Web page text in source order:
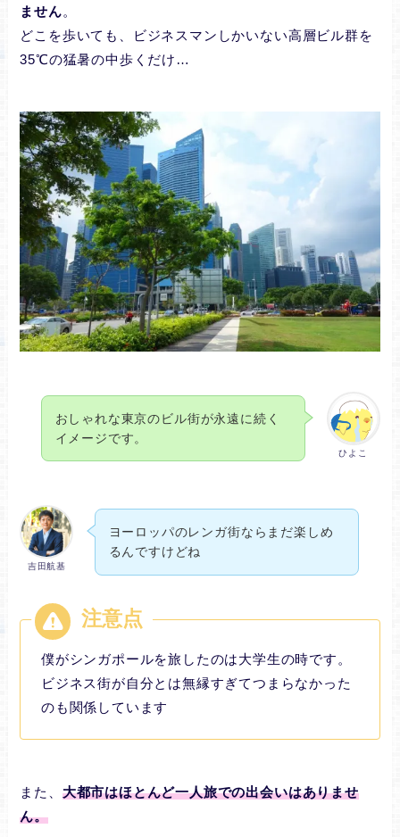
ません。
どこを歩いても、ビジネスマンしかいない高層ビル群を
35℃の猛暑の中歩くだけ…
ひよこ
おしゃれな東京のビル街が永遠に続く
イメージです。
吉田航基
ヨーロッパのレンガ街ならまだ楽しめ
るんですけどね
僕がシンガポールを旅したのは大学生の時です。
ビジネス街が自分とは無縁すぎてつまらなかった
のも関係しています
また、 大都市はほとんど一人旅での出会いはありませ
ん。